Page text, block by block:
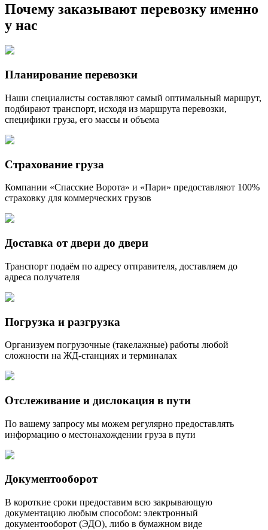
Почему заказывают перевозку именно
у нас
Планирование перевозки
Наши специалисты составляют самый оптимальный маршрут,
подбирают транспорт, исходя из маршрута перевозки,
специфики груза, его массы и объема
Страхование груза
Компании «Спасские Ворота» и «Пари» предоставляют 100%
страховку для коммерческих грузов
Доставка от двери до двери
Транспорт подаём по адресу отправителя, доставляем до
адреса получателя
Погрузка и разгрузка
Организуем погрузочные (такелажные) работы любой
сложности на ЖД-станциях и терминалах
Отслеживание и дислокация в пути
По вашему запросу мы можем регулярно предоставлять
информацию о местонахождении груза в пути
Документооборот
В короткие сроки предоставим всю закрывающую
документацию любым способом: электронный
документооборот (ЭДО), либо в бумажном виде